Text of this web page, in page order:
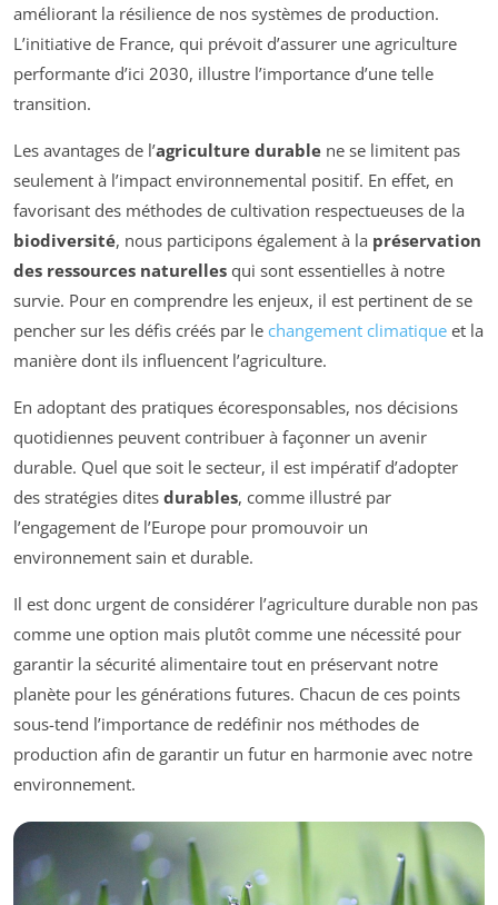
améliorant la résilience de nos systèmes de production.
L’initiative de France, qui prévoit d’assurer une agriculture
performante d’ici 2030, illustre l’importance d’une telle
transition.
Les avantages de l’agriculture durable ne se limitent pas
seulement à l’impact environnemental positif. En effet, en
favorisant des méthodes de cultivation respectueuses de la
biodiversité, nous participons également à la préservation
des ressources naturelles qui sont essentielles à notre
survie. Pour en comprendre les enjeux, il est pertinent de se
pencher sur les défis créés par le changement climatique et la
manière dont ils influencent l’agriculture.
En adoptant des pratiques écoresponsables, nos décisions
quotidiennes peuvent contribuer à façonner un avenir
durable. Quel que soit le secteur, il est impératif d’adopter
des stratégies dites durables, comme illustré par
l’engagement de l’Europe pour promouvoir un
environnement sain et durable.
Il est donc urgent de considérer l’agriculture durable non pas
comme une option mais plutôt comme une nécessité pour
garantir la sécurité alimentaire tout en préservant notre
planète pour les générations futures. Chacun de ces points
sous-tend l’importance de redéfinir nos méthodes de
production afin de garantir un futur en harmonie avec notre
environnement.